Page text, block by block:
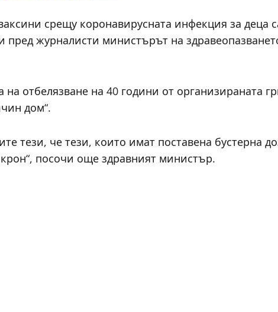
срещу коронавирусната инфекция за деца
пред журналисти министърът на
на отбелязване на 40 години от организираната
дом“.
тези, че тези, които имат поставена бустерна
посочи още здравният министър.